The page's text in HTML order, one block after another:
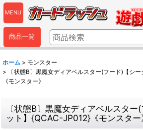
MENU
商品一覧
ホーム > モンスター
>
〔状態B〕黒魔女ディアベルスター(フード)【シ
《モンスター》
〔状態B〕黒魔女ディアベルスター
ット】{QCAC-JP012}《モンスター